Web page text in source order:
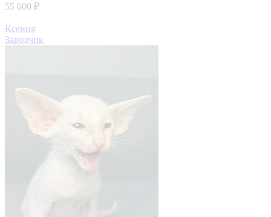
55 000 ₽
Ксения
Заводчик